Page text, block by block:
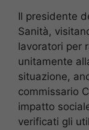
Il presidente
Sanità,
lavoratori per
unitamente
situazione,
commissario
impatto
verificati gli